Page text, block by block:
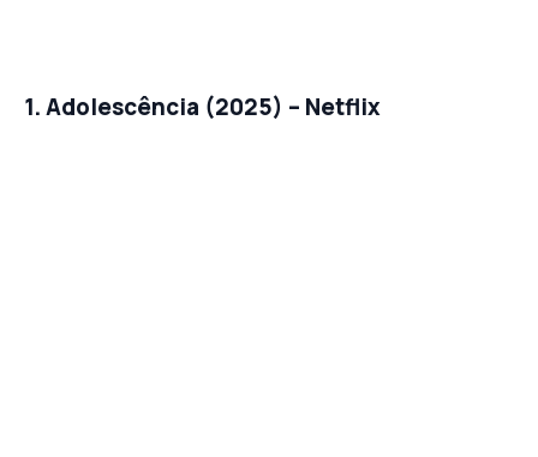
1. Adolescência (2025) – Netflix